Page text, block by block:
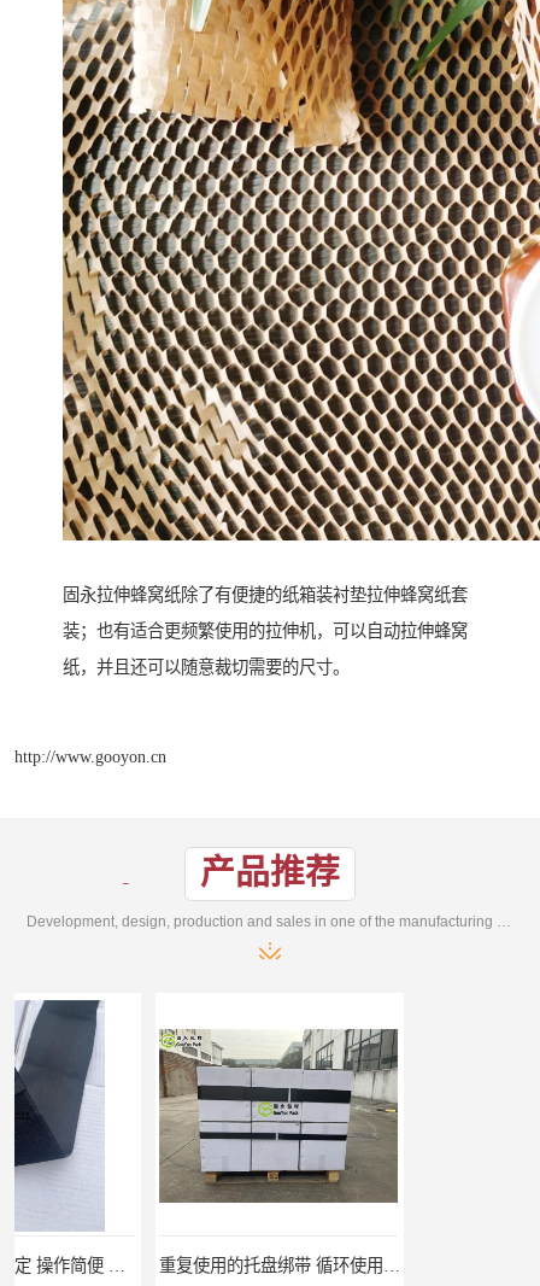
固永拉伸蜂窝纸除了有便捷的纸箱装衬垫拉伸蜂窝纸套
装；也有适合更频繁使用的拉伸机，可以自动拉伸蜂窝
纸，并且还可以随意裁切需要的尺寸。
http://www.gooyon.cn
产品推荐
Development, design, production and sales in one of the manufacturing enterprises
重复使用的托盘绑带 循环使用 固永包材